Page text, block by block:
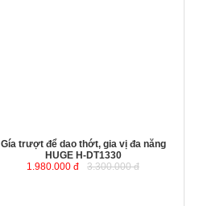
Gía trượt để dao thớt, gia vị đa năng
HUGE H-DT1330
1.980.000 đ
3.300.000 đ